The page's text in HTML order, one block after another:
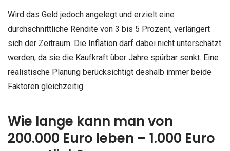
Wird das Geld jedoch angelegt und erzielt eine
durchschnittliche Rendite von 3 bis 5 Prozent, verlängert
sich der Zeitraum. Die Inflation darf dabei nicht unterschätzt
werden, da sie die Kaufkraft über Jahre spürbar senkt. Eine
realistische Planung berücksichtigt deshalb immer beide
Faktoren gleichzeitig.
Wie lange kann man von
200.000 Euro leben – 1.000 Euro